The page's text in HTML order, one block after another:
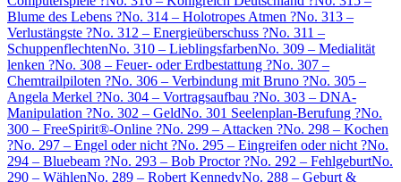
Blume des Lebens ?No. 314 – Holotropes Atmen ?No. 313 –
Verlustängste ?No. 312 – Energieüberschuss ?No. 311 –
SchuppenflechtenNo. 310 – LieblingsfarbenNo. 309 – Medialität
lenken ?No. 308 – Feuer- oder Erdbestattung ?No. 307 –
Chemtrailpiloten ?No. 306 – Verbindung mit Bruno ?No. 305 –
Angela Merkel ?No. 304 – Vortragsaufbau ?No. 303 – DNA-
Manipulation ?No. 302 – GeldNo. 301 Seelenplan-Berufung ?No.
300 – FreeSpirit®-Online ?No. 299 – Attacken ?No. 298 – Kochen
?No. 297 – Engel oder nicht ?No. 295 – Eingreifen oder nicht ?No.
294 – Bluebeam ?No. 293 – Bob Proctor ?No. 292 – FehlgeburtNo.
290 – WählenNo. 289 – Robert KennedyNo. 288 – Geburt &